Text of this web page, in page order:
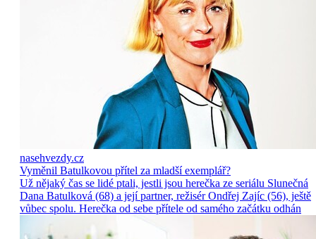
nasehvezdy.cz
Vyměnil Batulkovou přítel za mladší exemplář?
Už nějaký čas se lidé ptali, jestli jsou herečka ze seriálu Slunečná
Dana Batulková (68) a její partner, režisér Ondřej Zajíc (56), ještě
vůbec spolu. Herečka od sebe přítele od samého začátku odhán